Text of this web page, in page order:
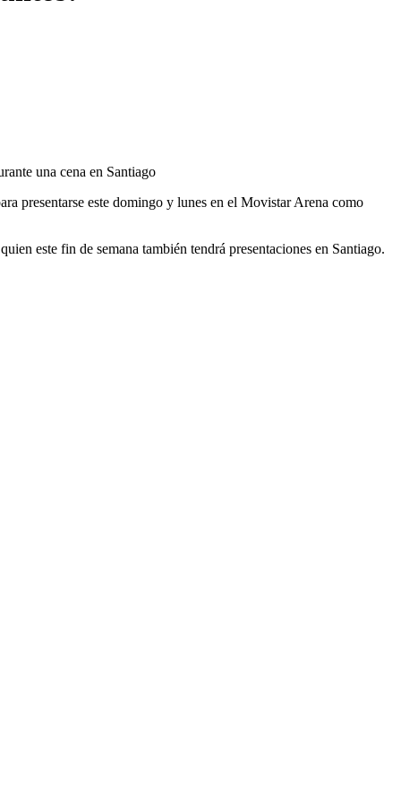
una cena en Santiago
presentarse este domingo y lunes en el Movistar Arena como
este fin de semana también tendrá presentaciones en Santiago.